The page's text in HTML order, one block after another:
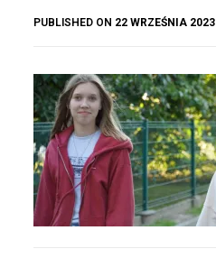
PUBLISHED ON 22 WRZEŚNIA 2023